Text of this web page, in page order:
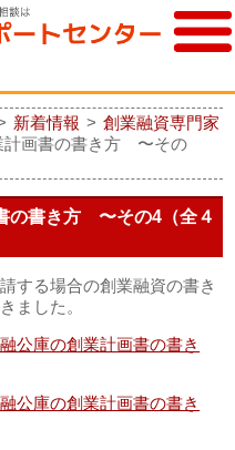
新着情報 > 創業融資専門家
計画書の書き方 〜その
の書き方 〜その4（全４
する場合の創業融資の書き
ました。
公庫の創業計画書の書き
公庫の創業計画書の書き